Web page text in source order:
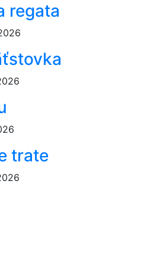
regata
trate